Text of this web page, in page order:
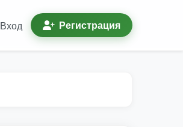
Вход Регистрация